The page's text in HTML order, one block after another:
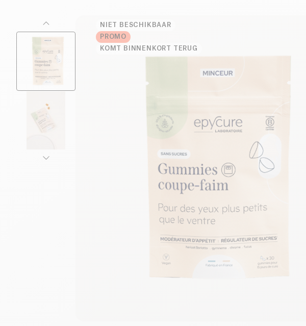
NIET BESCHIKBAAR
PROMO
KOMT BINNENKORT TERUG